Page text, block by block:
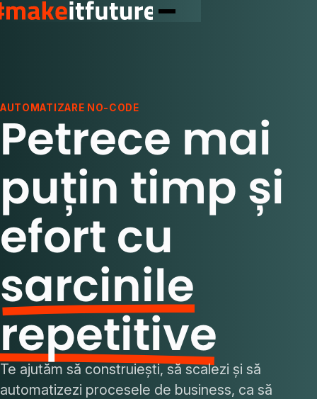
AUTOMATIZARE NO-CODE
Petrece mai
puțin timp și
efort cu
sarcinile
repetitive
Te ajutăm să construiești, să scalezi și să
automatizezi procesele de business, ca să